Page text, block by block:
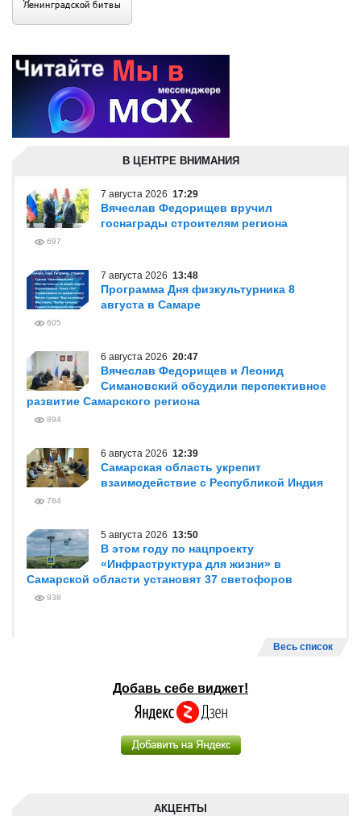
В ЦЕНТРЕ ВНИМАНИЯ
7 августа 2026 17:29
Вячеслав Федорищев вручил
госнаграды строителям региона
697
7 августа 2026 13:48
Программа Дня физкультурника 8
августа в Самаре
605
6 августа 2026 20:47
Вячеслав Федорищев и Леонид
Симановский обсудили перспективное
развитие Самарского региона
894
6 августа 2026 12:39
Самарская область укрепит
взаимодействие с Республикой Индия
784
5 августа 2026 13:50
В этом году по нацпроекту
«Инфраструктура для жизни» в
Самарской области установят 37 светофоров
938
Весь список
Добавь себе виджет!
АКЦЕНТЫ